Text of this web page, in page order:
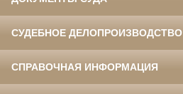
СУДЕБНОЕ ДЕЛОПРОИЗВОДСТВО
СПРАВОЧНАЯ ИНФОРМАЦИЯ